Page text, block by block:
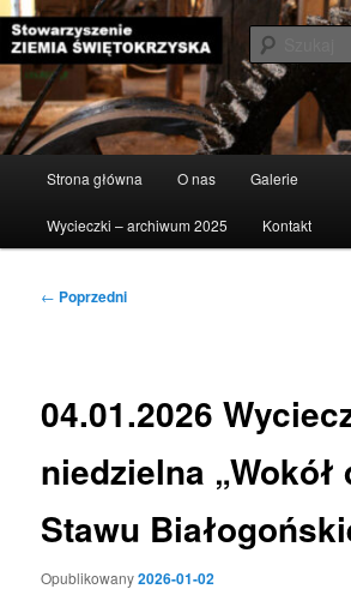
Przeskocz
do
tekstu
Stowarzyszenie Ziemia
Świętokrzyska
Strona główna O nas Galerie
Wycieczki – archiwum 2025 Kontakt
Nawigacja
← Poprzedni
04.01.2026
niedzielna „Wokół
Stawu
Opublikowany2026-01-02